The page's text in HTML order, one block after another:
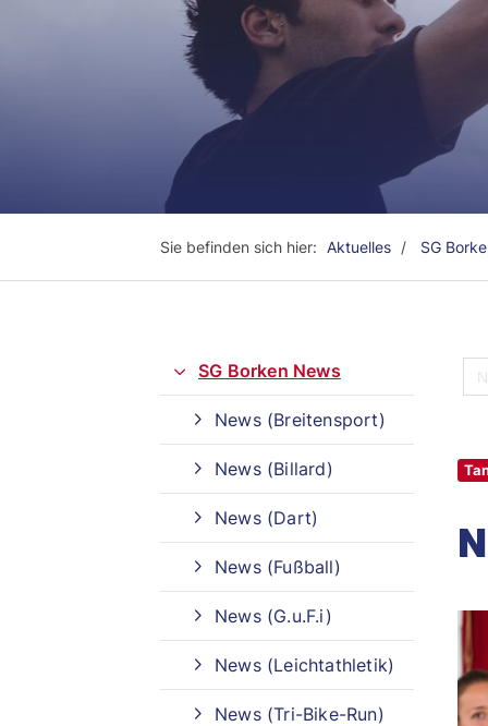
Sie befinden sich hier: Aktuelles SG
SG Borken News
News (Breitensport)
News (Billard)
News (Dart)
News (Fußball)
News (G.u.F.i)
News (Leichtathletik)
News (Tri-Bike-Run)
Quicklinks
Sportangebote finden
Unser Sportangebot
Sportangebot A-Z